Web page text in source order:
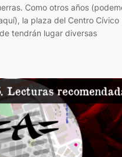
Como otros años
la plaza del Centro Cívico
tendrán lugar diversas